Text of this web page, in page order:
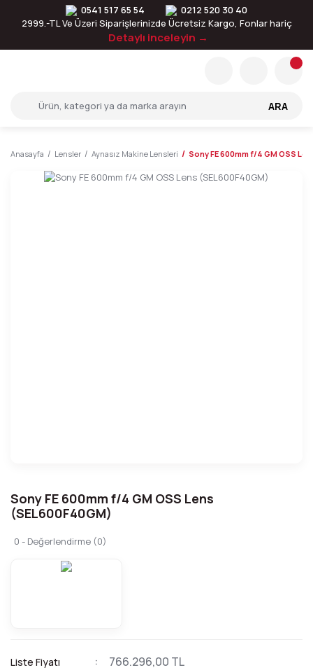
0541 517 65 54
0212 520 30 40
2999.-TL Ve Üzeri Siparişlerinizde Ücretsiz Kargo, Fonlar hariç
Detaylı inceleyin →
ARA
Anasayfa Lensler Aynasız Makine Lensleri Sony FE 600mm f/4 GM OSS
Sony FE 600mm f/4 GM OSS Lens
(SEL600F40GM)
0 - Değerlendirme (0)
Liste Fiyatı 766.296,00 TL